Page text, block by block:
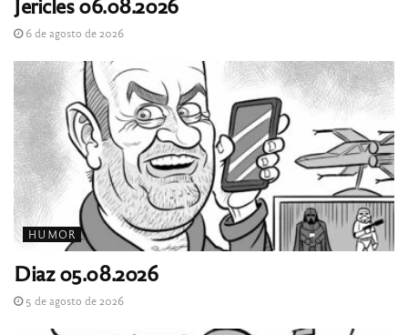
6 de agosto de 2026
HUMOR
Diaz 05.08.2026
5 de agosto de 2026